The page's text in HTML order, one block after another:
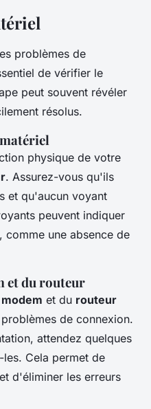
problèmes de
de vérifier le
peut souvent révéler
résolus.
physique de votre
. Assurez-vous qu'ils
et qu'aucun voyant
peuvent indiquer
une absence de
et du routeur
modem et du routeur
de connexion.
attendez quelques
Cela permet de
d'éliminer les erreurs